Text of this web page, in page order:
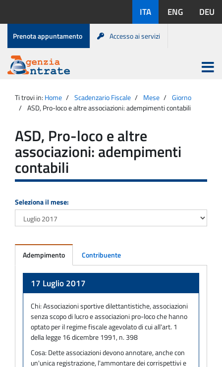
contenuto
disponibili:
ITA ENG DEU
Menu
di
servizio
Prenota appuntamento Accesso ai servizi
Agenzia
Entrate
Apri
menu
principale
Ti trovi in: Home Scadenzario Fiscale Mese
Giorno
ASD, Pro-loco e altre associazioni: adempimenti contabili
ASD, Pro-loco e altre
associazioni: adempimenti
contabili
Seleziona il mese:
Adempimento Contribuente
17 Luglio 2017
Chi:Associazioni sportive dilettantistiche, associazioni
senza scopo di lucro e associazioni pro-loco che hanno
optato per il regime fiscale agevolato di cui all'art. 1
della legge 16 dicembre 1991, n. 398
Cosa: Dette associazioni devono annotare, anche con
un'unica registrazione, l'ammontare dei corrispettivi e